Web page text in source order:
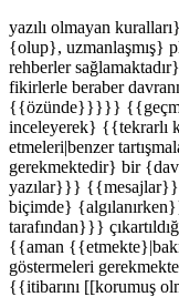
yazılı olmayan
{olup}, uzmanlaşmış}
rehberler
fikirlerle beraber
{{özünde}}}}}
inceleyerek} {{tekrarlı
etmeleri|benzer
gerekmektedir} bir
yazılar}}}
biçimde}
tarafından}}}
{{aman
göstermeleri
{{itibarını [[korumuş